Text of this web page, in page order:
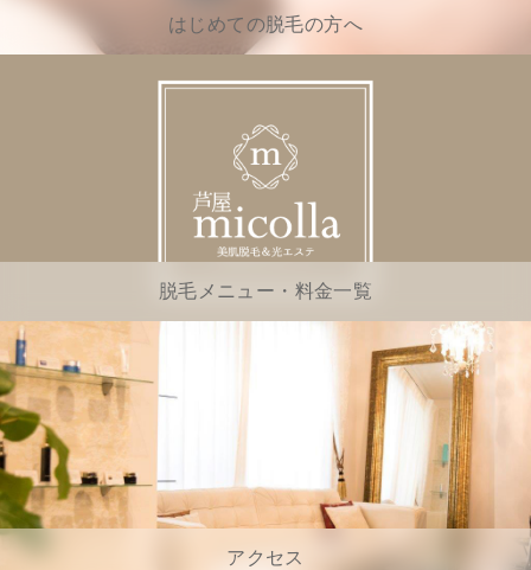
はじめての脱毛の方へ
脱毛メニュー・料金一覧
アクセス